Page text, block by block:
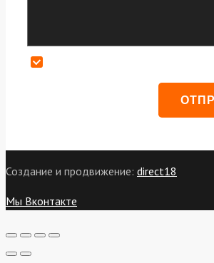
Создание и продвижение: direct18
Мы Вконтакте